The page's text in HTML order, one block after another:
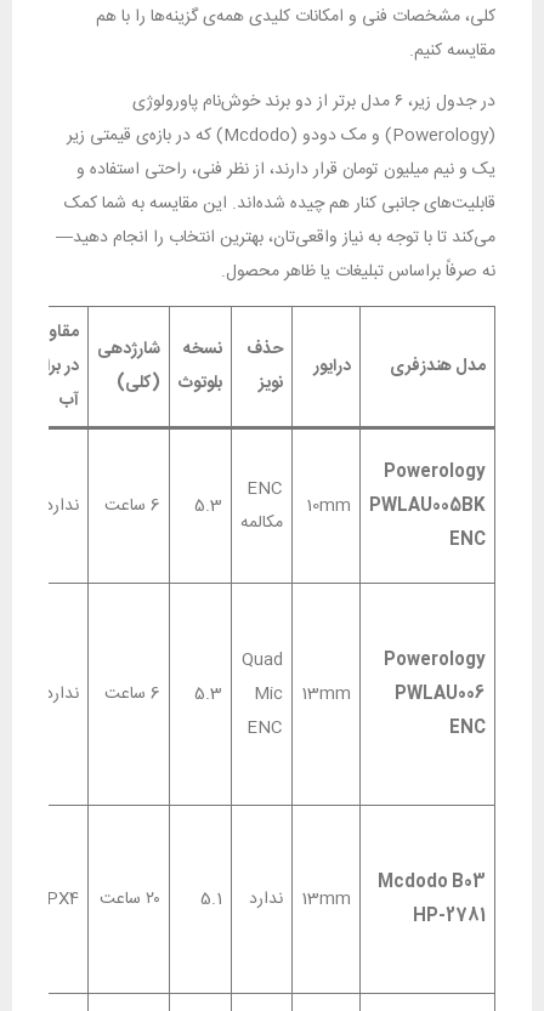
کلی، مشخصات فنی و امکانات کلیدی همه‌ی گزینه‌ها را با هم
مقایسه کنیم.
در جدول زیر، ۶ مدل برتر از دو برند خوش‌نام پاورولوژی
(Powerology) و مک دودو (Mcdodo) که در بازه‌ی قیمتی زیر
یک و نیم میلیون تومان قرار دارند، از نظر فنی، راحتی استفاده و
قابلیت‌های جانبی کنار هم چیده شده‌اند. این مقایسه به شما کمک
می‌کند تا با توجه به نیاز واقعی‌تان، بهترین انتخاب را انجام دهید—
نه صرفاً براساس تبلیغات یا ظاهر محصول.
مدل هندزفری درایور
حذف
نویز
نسخه
بلوتوث
شارژدهی
(کلی)
مقاومت
در برابر
آب
Powerology
PWLAU005BK
ENC
10mm
ENC
مکالمه
5.3 6 ساعت ندارد
Powerology
PWLAU006
ENC
13mm
Quad
Mic
ENC
5.3 6 ساعت ندارد
Mcdodo B03
HP-2781
13mm ندارد 5.1 ۲۰ ساعت IPX4